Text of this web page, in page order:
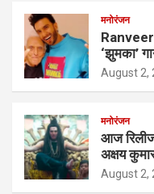
मनोरंजन
‘झुमका’
August 2,
मनोरंजन
आज रिलीज
अक्षय
August 2,